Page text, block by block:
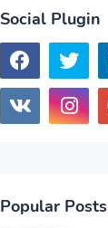
Social Plugin
Popular Posts